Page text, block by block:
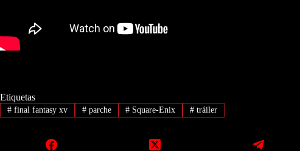
Etiquetas
#final fantasy xv #parche # Square-Enix # tráiler